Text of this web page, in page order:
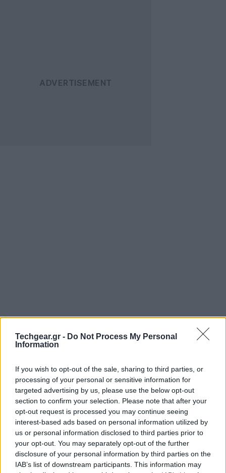
Techgear.gr - Do Not Process My Personal
Information
If you wish to opt-out of the sale, sharing to third parties, or
processing of your personal or sensitive information for
targeted advertising by us, please use the below opt-out
section to confirm your selection. Please note that after your
opt-out request is processed you may continue seeing
interest-based ads based on personal information utilized by
us or personal information disclosed to third parties prior to
your opt-out. You may separately opt-out of the further
disclosure of your personal information by third parties on the
IAB’s list of downstream participants. This information may
Στις 14 Μαρτίου περιμένουμε όλοι την αποκάλυψη του
Samsung Galaxy S IV , αλλά την ίδια ημέρα θα
παρουσιαστεί και το "ταχύτερο smartphone στον
κόσμο" όπως τουλάχιστον ισχυρίζεται η Xolo, η
πρώτη εταιρεία που κυκλοφόρησε Android smartphone
με επεξεργαστή Intel πέρυσι τον Απρίλιο.